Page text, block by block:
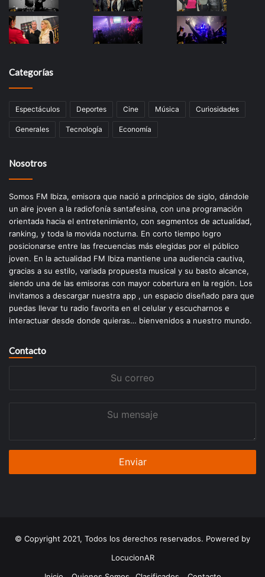
Categorías
Espectáculos Deportes Cine Música Curiosidades
Generales Tecnología Economía
Nosotros
Somos FM Ibiza, emisora que nació a principios de siglo, dándole
un aire joven a la radiofonía santafesina, con una programación
orientada hacia el entretenimiento, con segmentos de actualidad,
ranking, y toda la movida nocturna. En corto tiempo logro
posicionarse entre las frecuencias más elegidas por el público
joven. En la actualidad FM Ibiza mantiene una audiencia cautiva,
gracias a su estilo, variada propuesta musical y su basto alcance,
siendo una de las emisoras con mayor cobertura en la región. Los
invitamos a descargar nuestra app , un espacio diseñado para que
puedas llevar tu radio favorita en el celular y escucharnos e
interactuar desde donde quieras… bienvenidos a nuestro mundo.
Contacto
© Copyright 2021, Todos los derechos reservados. Powered by
LocucionAR